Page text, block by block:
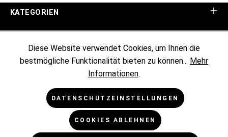
KATEGORIEN
KUNDENINFORMATIONEN
RECHTLICHES
Diese Website verwendet Cookies, um Ihnen die
bestmögliche Funktionalität bieten zu können... Mehr
Informationen.
DATENSCHUTZEINSTELLUNGEN
COOKIES ABLEHNEN